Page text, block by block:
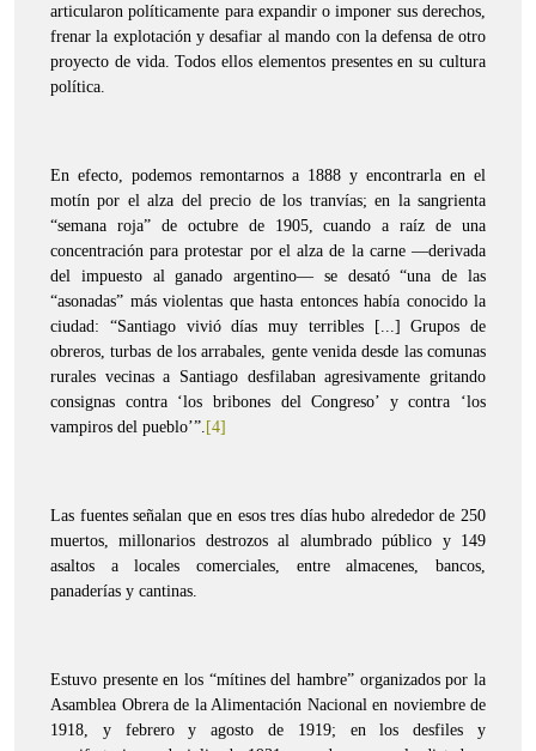
articularon políticamente para expandir o imponer sus derechos,
frenar la explotación y desafiar al mando con la defensa de otro
proyecto de vida. Todos ellos elementos presentes en su cultura
política.
En efecto, podemos remontarnos a 1888 y encontrarla en el
motín por el alza del precio de los tranvías; en la sangrienta
“semana roja” de octubre de 1905, cuando a raíz de una
concentración para protestar por el alza de la carne —derivada
del impuesto al ganado argentino— se desató “una de las
“asonadas” más violentas que hasta entonces había conocido la
ciudad: “Santiago vivió días muy terribles [...] Grupos de
obreros, turbas de los arrabales, gente venida desde las comunas
rurales vecinas a Santiago desfilaban agresivamente gritando
consignas contra ‘los bribones del Congreso’ y contra ‘los
vampiros del pueblo’”. [4]
Las fuentes señalan que en esos tres días hubo alrededor de 250
muertos, millonarios destrozos al alumbrado público y 149
asaltos a locales comerciales, entre almacenes, bancos,
panaderías y cantinas.
Estuvo presente en los “mítines del hambre” organizados por la
Asamblea Obrera de la Alimentación Nacional en noviembre de
1918, y febrero y agosto de 1919; en los desfiles y